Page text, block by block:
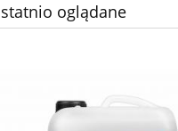
oglądane